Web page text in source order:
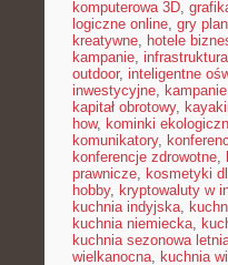
komputerowa 3D,
logiczne online, gry
kreatywne, hotele
kampanie,
outdoor, inteligentne
inwestycyjne,
kapitał obrotowy,
how, kominki
komunikatory,
konferencje zdrowotne,
prawnicze, kosmetyki
hobby, kryptowaluty w
kuchnia indyjska,
kuchnia niemiecka,
kuchnia sezonowa
wielkanocna, kuchnia